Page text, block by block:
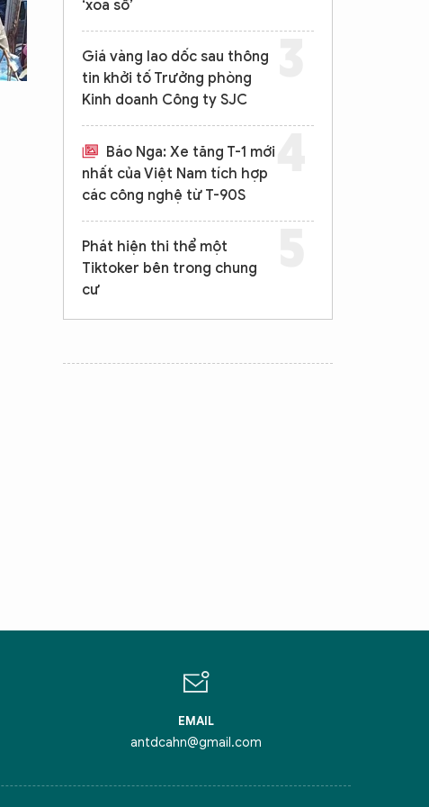
‘xóa sổ’
Giá vàng lao dốc sau thông
tin khởi tố Trưởng phòng
Kinh doanh Công ty SJC
Báo Nga: Xe tăng T-1 mới
nhất của Việt Nam tích hợp
các công nghệ từ T-90S
Phát hiện thi thể một
Tiktoker bên trong chung
cư
EMAIL
antdcahn@gmail.com
điểm nghẽn của Thủ đô